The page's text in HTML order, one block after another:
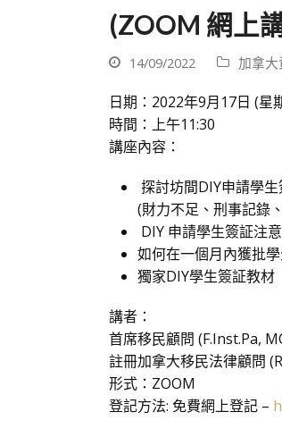
(ZOOM 網上
14/09/2022 加拿大
日期：2022年9月17日 (星
時間：上午11:30
講座內容：
探討坊間DIY申請學
(財力不足、刑事記錄
DIY 申請學生簽証注
如何在一個月內獲批
獨家DIY學生簽証教材
講者：
首席移民顧問 (F.Inst.Pa,
註冊加拿大移民法律顧問
形式：ZOOM
登記方法: 免費網上登記 –